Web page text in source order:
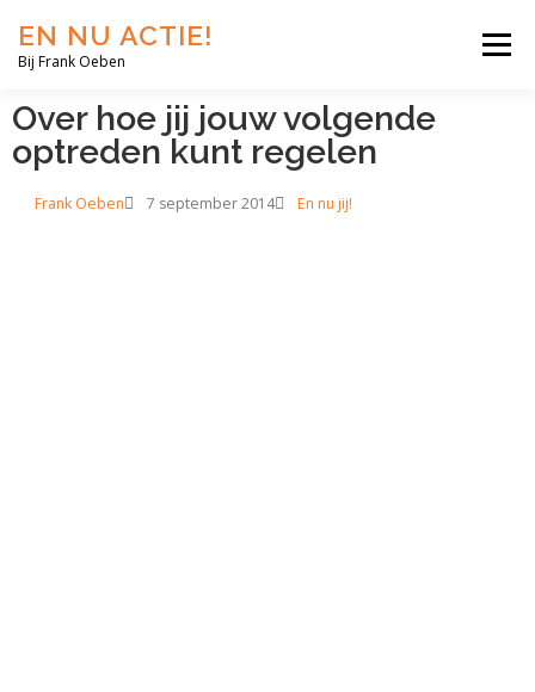
EN NU ACTIE!
Bij Frank Oeben
Menu
EN NU JIJ! EN NU WIJ! EN NU EERLIJK!
Over hoe jij jouw volgende
optreden kunt regelen
Frank Oeben 7 september 2014 En nu jij!